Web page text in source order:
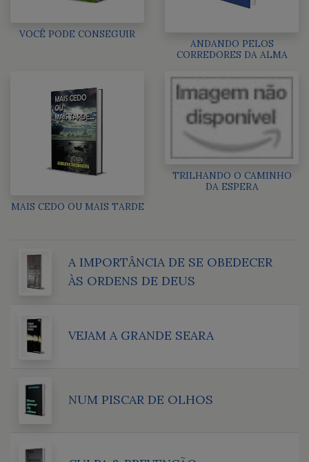
VOCÊ PODE CONSEGUIR
ANDANDO PELOS
CORREDORES DA ALMA
MAIS CEDO OU MAIS TARDE
TRILHANDO O CAMINHO
DA ESPERA
A IMPORTÂNCIA DE SE OBEDECER
ÀS ORDENS DE DEUS
VEJAM A GRANDE SEARA
NUM PISCAR DE OLHOS